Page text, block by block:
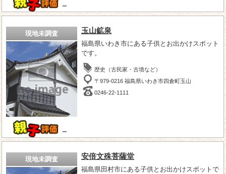
－
現地未調査
－
玉山鉱泉
福島県いわき市にある子供とお出かけスポット
です。
歴史（古民家・古墳など）
〒979-0216 福島県いわき市四倉町玉山
0246-22-1111
現地未調査 安倍文殊菩薩堂
福島県田村市にある子供とお出かけスポットで